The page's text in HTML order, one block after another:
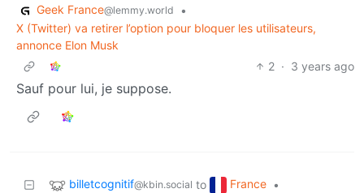
Geek France@lemmy.world
•
X (Twitter) va retirer l’option pour bloquer les utilisateurs,
annonce Elon Musk
2 · 3 years ago
Sauf pour lui, je suppose.
billetcognitif@kbin.social to France •